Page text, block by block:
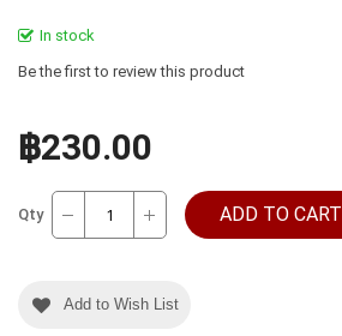
In stock
Be the first to review this product
฿230.00
Qty ADD TO CART
Add to Wish List